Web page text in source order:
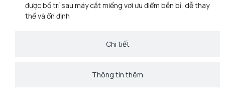
được bố trí sau máy cắt miếng vơi ưu điểm bền bỉ, dễ thay
thế và ổn định
Chi tiết
Thông tin thêm